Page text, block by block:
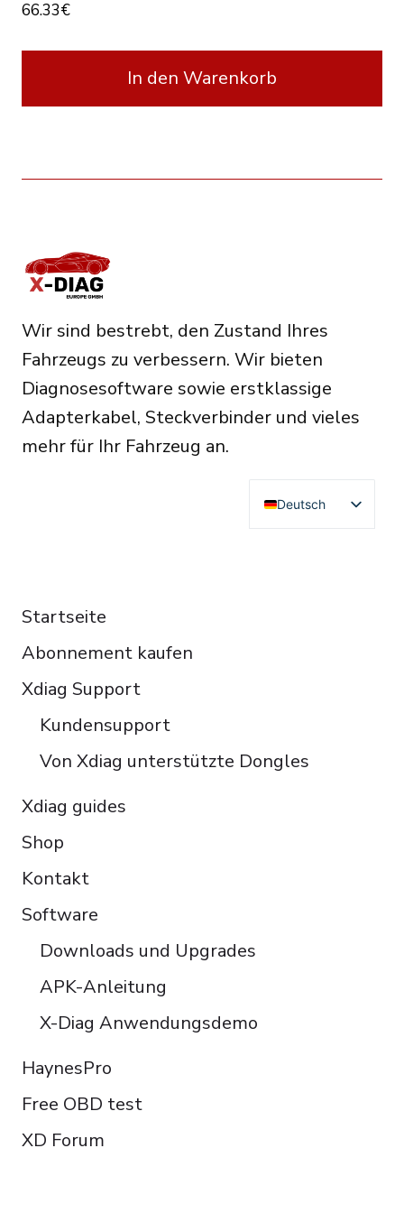
66.33€
In den Warenkorb
Wir sind bestrebt, den Zustand Ihres
Fahrzeugs zu verbessern. Wir bieten
Diagnosesoftware sowie erstklassige
Adapterkabel, Steckverbinder und vieles
mehr für Ihr Fahrzeug an.
Deutsch
English
Startseite
Abonnement kaufen
Xdiag Support
Kundensupport
Von Xdiag unterstützte Dongles
Xdiag guides
Shop
Kontakt
Software
Downloads und Upgrades
APK-Anleitung
X-Diag Anwendungsdemo
HaynesPro
Free OBD test
XD Forum